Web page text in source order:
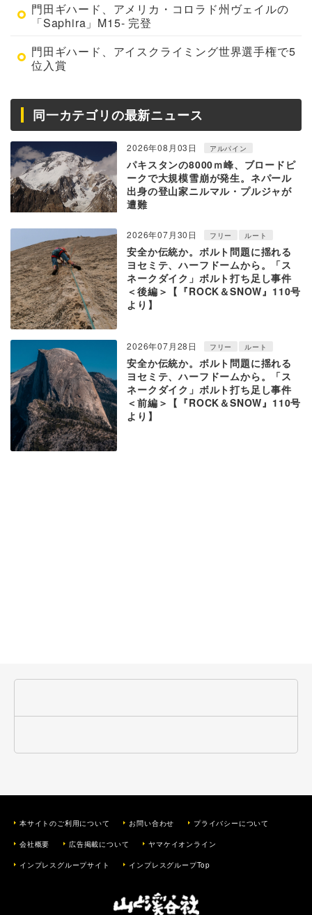
門田ギハード、アメリカ・コロラド州ヴェイルの
「Saphira」M15- 完登
門田ギハード、アイスクライミング世界選手権で5
位入賞
同一カテゴリの最新ニュース
2026年08月03日 アルパイン
パキスタンの8000ｍ峰、ブロードピ
ークで大規模雪崩が発生。ネパール
出身の登山家ニルマル・プルジャが
遭難
2026年07月30日 フリー ルート
安全か伝統か。ボルト問題に揺れる
ヨセミテ、ハーフドームから。「ス
ネークダイク」ボルト打ち足し事件
＜後編＞【『ROCK＆SNOW』110号
より】
2026年07月28日 フリー ルート
安全か伝統か。ボルト問題に揺れる
ヨセミテ、ハーフドームから。「ス
ネークダイク」ボルト打ち足し事件
＜前編＞【『ROCK＆SNOW』110号
より】
本サイトのご利用について お問い合わせ プライバシーについて
会社概要 広告掲載について ヤマケイオンライン
インプレスグループサイト インプレスグループTop